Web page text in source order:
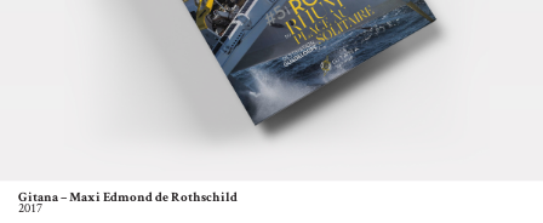
Gitana – Maxi Edmond de Rothschild
2017